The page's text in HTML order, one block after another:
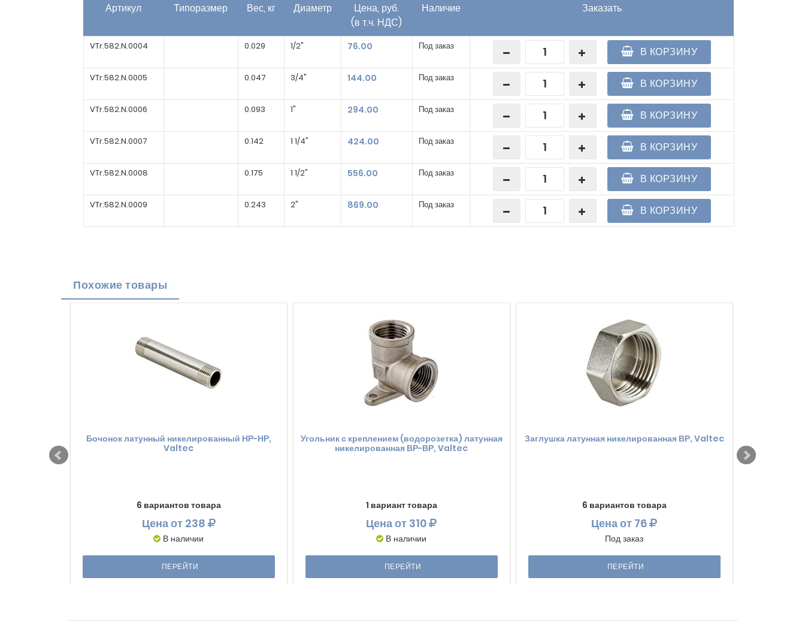
Артикул Типоразмер Вес, кг Диаметр
Цена, руб.
(в т.ч. НДС)
Наличие Заказать
VTr.582.N.0004 0.029 1/2" 76.00 Под заказ В КОРЗИНУ
VTr.582.N.0005 0.047 3/4" 144.00 Под заказ В КОРЗИНУ
VTr.582.N.0006 0.093 1" 294.00 Под заказ В КОРЗИНУ
VTr.582.N.0007 0.142 1 1/4" 424.00 Под заказ В КОРЗИНУ
VTr.582.N.0008 0.175 1 1/2" 556.00 Под заказ В КОРЗИНУ
VTr.582.N.0009 0.243 2" 869.00 Под заказ В КОРЗИНУ
Похожие товары
Бочонок латунный никелированный НР-НР,
Valtec
6 вариантов товара
Ценаот 238
В наличии
ПЕРЕЙТИ
Угольник с креплением (водорозетка) латунная
никелированная ВР-ВР, Valtec
1 вариант товара
Ценаот 310
В наличии
ПЕРЕЙТИ
Заглушка латунная никелированная ВР, Valtec
6 вариантов товара
Ценаот 76
Под заказ
ПЕРЕЙТИ